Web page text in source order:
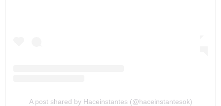
A post shared by Haceinstantes (@haceinstantesok)